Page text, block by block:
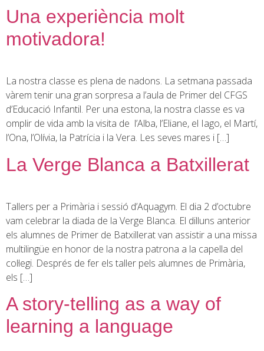
Una experiència molt
motivadora!
La nostra classe es plena de nadons. La setmana passada
vàrem tenir una gran sorpresa a l’aula de Primer del CFGS
d’Educació Infantil. Per una estona, la nostra classe es va
omplir de vida amb la visita de l’Alba, l’Eliane, el Iago, el Martí,
l’Ona, l’Olívia, la Patrícia i la Vera. Les seves mares i […]
La Verge Blanca a Batxillerat
Tallers per a Primària i sessió d’Aquagym. El dia 2 d’octubre
vam celebrar la diada de la Verge Blanca. El dilluns anterior
els alumnes de Primer de Batxillerat van assistir a una missa
multilingüe en honor de la nostra patrona a la capella del
col·legi. Després de fer els taller pels alumnes de Primària,
els […]
A story-telling as a way of
learning a language